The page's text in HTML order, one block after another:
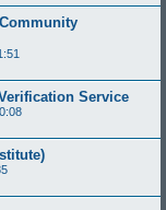
Service